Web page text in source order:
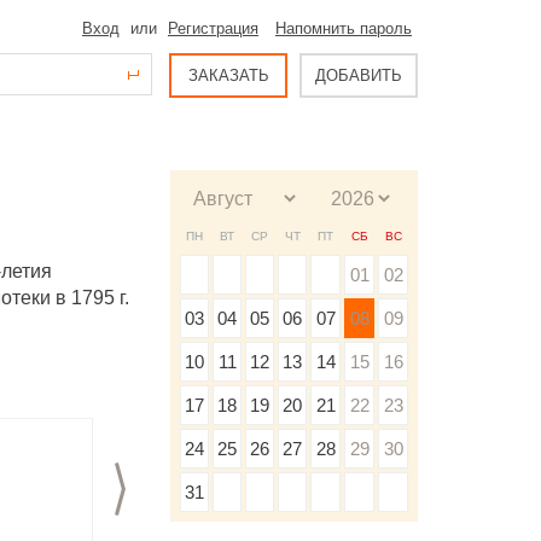
Вход или Регистрация Напомнить пароль
ЗАКАЗАТЬ ДОБАВИТЬ
в 1795 г.
>
ПН ВТ СР ЧТ ПТ СБ ВС
01 02
03 04 05 06 07 08 09
10 11 12 13 14 15 16
17 18 19 20 21 22 23
24 25 26 27 28 29 30
31